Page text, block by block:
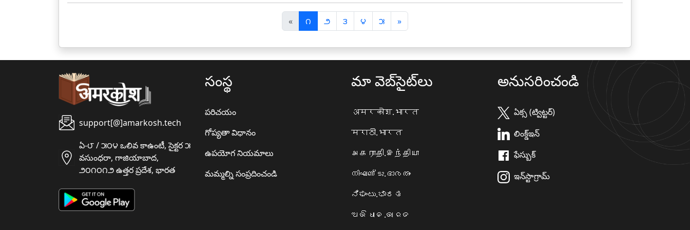
«पि
छ
ला
౧ ౨ ౩ ౪ ౫ »अ
ग
ला
support[@]amarkosh.tech
ఏ-౮ / ౫౦౪ ఒలివ కాఉంటీ, సైక్టర ౫
వసుంధరా, గాజియాబాద,
౨౦౧౦౧౨ ఉత్తర ప్రదేశ, భారత
సంస్థ
పరిచయం
గోప్యతా విధానం
ఉపయోగ నియమాలు
మమ్మల్ని సంప్రదించండి
మా వెబ్‌సైట్‌లు
अमरकोश.भारत
मराठी.भारत
அகராதி.இந்தியா
നിഘണ്ടു.ഭാരതം
ನಿಘಂಟು.ಭಾರತ
ଅଭିଧାନ.ଭାରତ
అనుసరించండి
ఏక్స (ట్విట్టర్)
లింక్డ్ఇన్
ఫేస్బుక్
ఇన్‌స్టాగ్రామ్